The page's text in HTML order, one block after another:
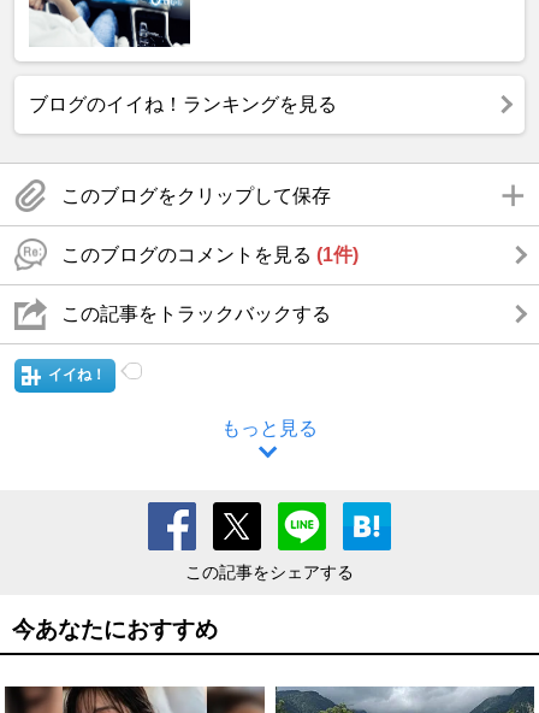
ブログのイイね！ランキングを見る
このブログをクリップして保存
このブログのコメントを見る (1件)
この記事をトラックバックする
イイね！
もっと見る
この記事をシェアする
今あなたにおすすめ